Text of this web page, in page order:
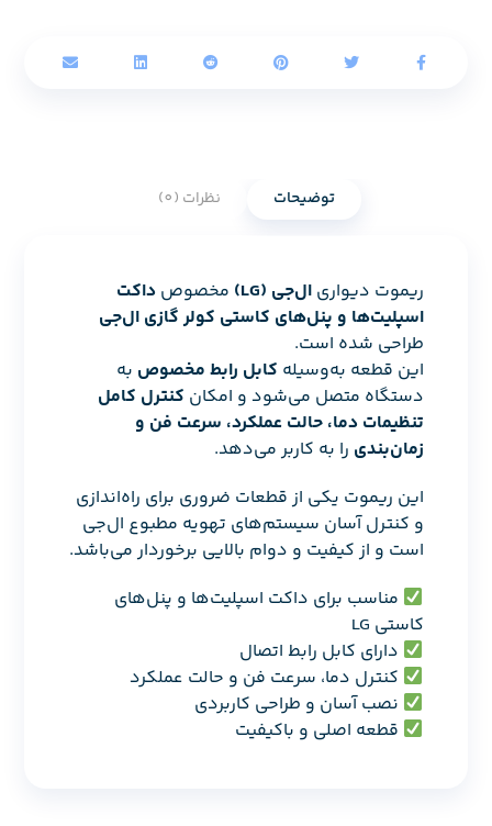
توضیحات نظرات (0)
ریموت دیواریال‌جی (LG) مخصوصداکت
اسپلیت‌ها و پنل‌های کاستی کولر گازی ال‌جی
طراحی شده است.
این قطعه به‌وسیله کابل رابط مخصوص به
دستگاه متصل می‌شود و امکان کنترل کامل
تنظیمات دما، حالت عملکرد، سرعت فن و
زمان‌بندی را به کاربر می‌دهد.
این ریموت یکی از قطعات ضروری برای راه‌اندازی
و کنترل آسان سیستم‌های تهویه مطبوع ال‌جی
است و از کیفیت و دوام بالایی برخوردار می‌باشد.
مناسب برای داکت اسپلیت‌ها و پنل‌های
کاستی LG
دارای کابل رابط اتصال
کنترل دما، سرعت فن و حالت عملکرد
نصب آسان و طراحی کاربردی
قطعه اصلی و باکیفیت